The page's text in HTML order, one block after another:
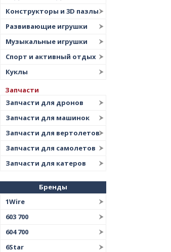
Конструкторы и 3D пазлы
Развивающие игрушки
Музыкальные игрушки
Спорт и активный отдых
Куклы
Запчасти
Запчасти для дронов
Запчасти для машинок
Запчасти для вертолетов
Запчасти для самолетов
Запчасти для катеров
Бренды
1Wire
603 700
604 700
6Star